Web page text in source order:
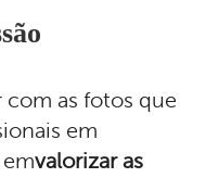
com as fotos que
em
valorizar as